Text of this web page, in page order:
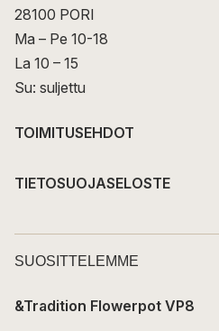
28100 PORI
Ma – Pe 10-18
La 10 – 15
Su: suljettu
TOIMITUSEHDOT
TIETOSUOJASELOSTE
SUOSITTELEMME
&Tradition Flowerpot VP8